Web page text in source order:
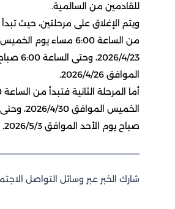
للقادمين من السالمية.
ويتم الإغلاق على مرحلتين، حيث تبدأ
من الساعة 6:00 مساء يوم
2026/4/23،
الموافق 2026/4/26.
صباح يوم الأحد الموافق 2026/5/3.
شارك الخبر عبر وسائل التواصل